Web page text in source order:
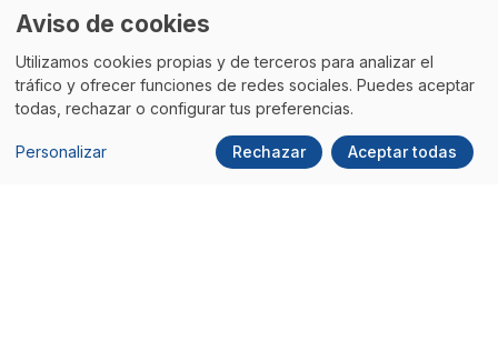
Aviso de cookies
Utilizamos cookies propias y de terceros para analizar el
tráfico y ofrecer funciones de redes sociales. Puedes aceptar
todas, rechazar o configurar tus preferencias.
Personalizar Rechazar Aceptar todas